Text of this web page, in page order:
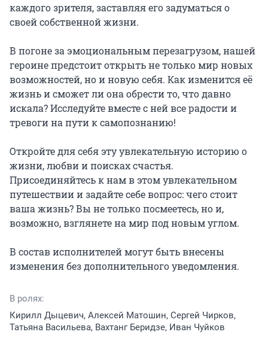
каждого зрителя, заставляя его задуматься о
своей собственной жизни.
В погоне за эмоциональным перезагрузом, нашей
героине предстоит открыть не только мир новых
возможностей, но и новую себя. Как изменится её
жизнь и сможет ли она обрести то, что давно
искала? Исследуйте вместе с ней все радости и
тревоги на пути к самопознанию!
Откройте для себя эту увлекательную историю о
жизни, любви и поисках счастья.
Присоединяйтесь к нам в этом увлекательном
путешествии и задайте себе вопрос: чего стоит
ваша жизнь? Вы не только посмеетесь, но и,
возможно, взглянете на мир под новым углом.
В состав исполнителей могут быть внесены
изменения без дополнительного уведомления.
В ролях:
Кирилл Дыцевич, Алексей Матошин, Сергей Чирков,
Татьяна Васильева, Вахтанг Беридзе, Иван Чуйков